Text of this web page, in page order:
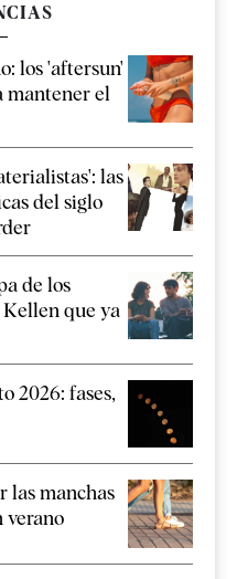
los 'aftersun'
mantener el
las
del siglo
de los
que ya
2026: fases,
las manchas
verano